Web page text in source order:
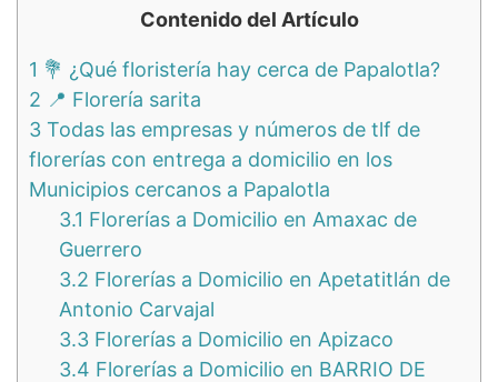
Contenido del Artículo
1 💐 ¿Qué floristería hay cerca de Papalotla?
2 📍 Florería sarita
3 Todas las empresas y números de tlf de
florerías con entrega a domicilio en los
Municipios cercanos a Papalotla
3.1 Florerías a Domicilio en Amaxac de
Guerrero
3.2 Florerías a Domicilio en Apetatitlán de
Antonio Carvajal
3.3 Florerías a Domicilio en Apizaco
3.4 Florerías a Domicilio en BARRIO DE